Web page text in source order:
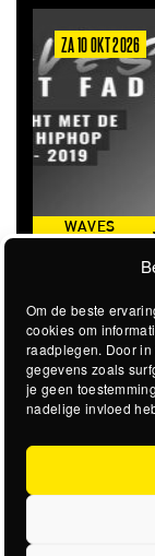
Om de beste
cookies om
raadplegen. Door
gegevens zoals
je geen
nadelige invloed
WAVES DON'T
NAAR DE